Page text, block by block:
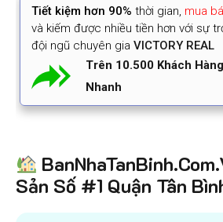
Tiết kiệm hơn 90% thời gian, mua
và kiếm được nhiều tiền hơn với sự
đội ngũ chuyên gia VICTORY REAL
Trên 10.500 Khách
Nhanh
Sản Số #1 Quận Tân